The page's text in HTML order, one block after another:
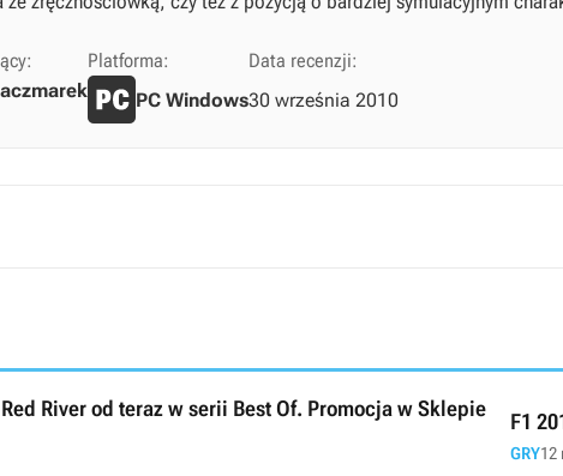
Platforma:
PC Windows
Data recenzji:
30 września 2010
River od teraz w serii Best Of. Promocja w Sklepie
F1
GRY12